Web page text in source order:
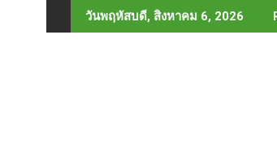
to
วันพฤหัสบดี, สิงหาคม 6, 2026